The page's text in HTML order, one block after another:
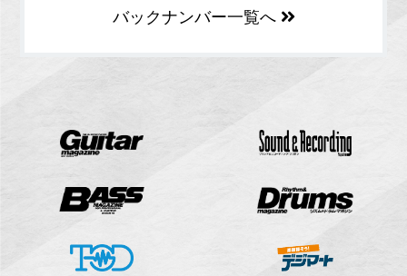
バックナンバー一覧へ